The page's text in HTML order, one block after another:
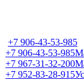
+7 906-43-53-985
+7 906-43-53-985
+7 967-31-32-200
+7 952-83-28-915